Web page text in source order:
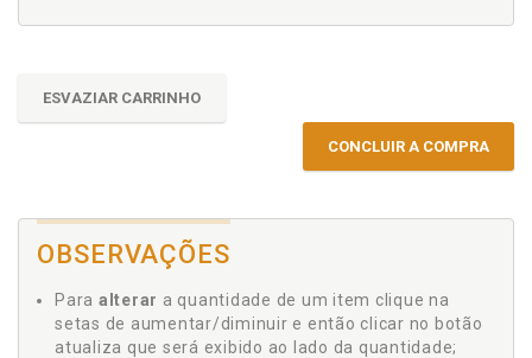
ESVAZIAR CARRINHO
CONCLUIR A COMPRA
OBSERVAÇÕES
Para alterar a quantidade de um item clique na
setas de aumentar/diminuir e então clicar no botão
atualiza que será exibido ao lado da quantidade;